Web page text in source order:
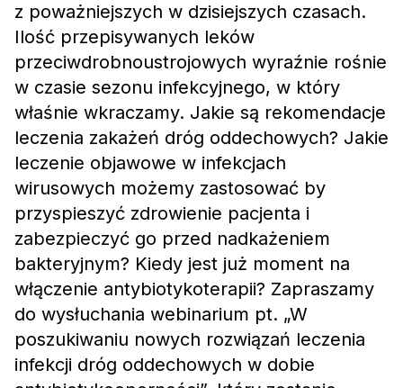
z poważniejszych w dzisiejszych czasach.
Ilość przepisywanych leków
przeciwdrobnoustrojowych wyraźnie rośnie
w czasie sezonu infekcyjnego, w który
właśnie wkraczamy. Jakie są rekomendacje
leczenia zakażeń dróg oddechowych? Jakie
leczenie objawowe w infekcjach
wirusowych możemy zastosować by
przyspieszyć zdrowienie pacjenta i
zabezpieczyć go przed nadkażeniem
bakteryjnym? Kiedy jest już moment na
włączenie antybiotykoterapii? Zapraszamy
do wysłuchania webinarium pt. „W
poszukiwaniu nowych rozwiązań leczenia
infekcji dróg oddechowych w dobie